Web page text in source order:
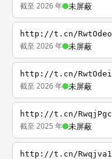
截至 2026 年 未屏蔽
http://t.cn/RwtOdeo
截至 2026 年 未屏蔽
http://t.cn/RwtOdei
截至 2026 年 未屏蔽
http://t.cn/RwqjPgc
截至 2025 年 未屏蔽
http://t.cn/Rwqjva1